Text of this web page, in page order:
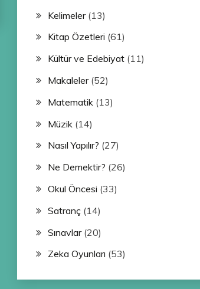
Kelimeler(13)
Kitap Özetleri (61)
Kültür ve Edebiyat(11)
Makaleler(52)
Matematik(13)
Müzik(14)
Nasıl Yapılır? (27)
Ne Demektir? (26)
Okul Öncesi (33)
Satranç(14)
Sınavlar(20)
Zeka Oyunları (53)